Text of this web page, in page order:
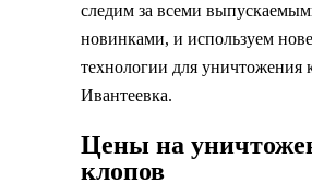
следим за всеми
новинками, и используем
технологии для уничтожения
Ивантеевка.
Цены на
клопов